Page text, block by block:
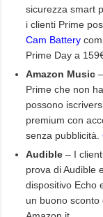
sicurezza smart
i clienti Prime
Cam Battery
Prime Day a
Amazon Music
Prime che non
possono
premium con
senza pubblicità.
Audible – I
prova di Audible
dispositivo Echo
un buono